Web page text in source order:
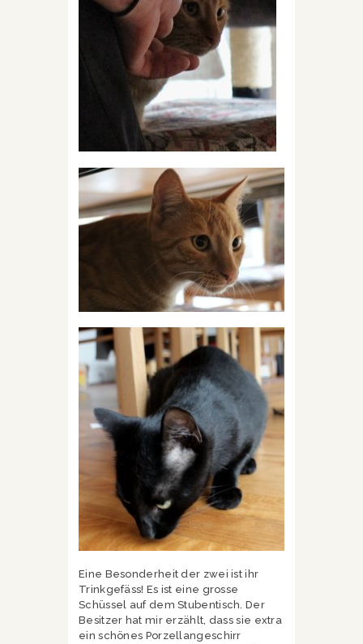
Eine Besonderheit der zwei ist ihr
Trinkgefäss! Es ist eine grosse
Schüssel auf dem Stubentisch. Der
Besitzer hat mir erzählt, dass sie extra
ein schönes Porzellangeschirr